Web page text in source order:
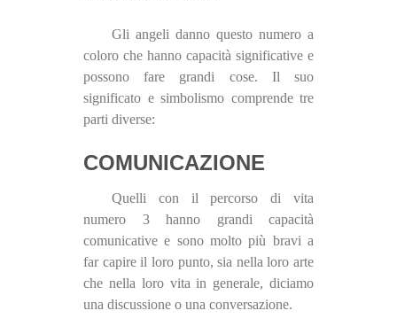
Gli angeli danno questo numero a
coloro che hanno capacità significative e
possono fare grandi cose. Il suo
significato e simbolismo comprende tre
parti diverse:
COMUNICAZIONE
Quelli con il percorso di vita
numero 3 hanno grandi capacità
comunicative e sono molto più bravi a
far capire il loro punto, sia nella loro arte
che nella loro vita in generale, diciamo
una discussione o una conversazione.